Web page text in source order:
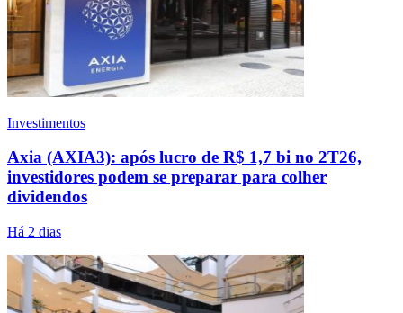
Investimentos
Axia (AXIA3): após lucro de R$ 1,7 bi no 2T26,
investidores podem se preparar para colher
dividendos
Há 2 dias